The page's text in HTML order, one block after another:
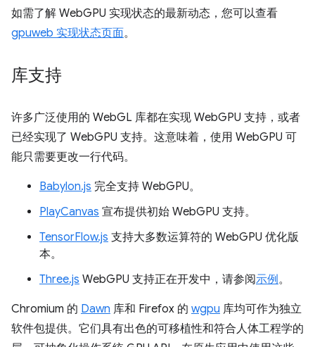
如需了解 WebGPU 实现状态的最新动态，您可以查看
gpuweb 实现状态页面。
库支持
许多广泛使用的 WebGL 库都在实现 WebGPU 支持，或者
已经实现了 WebGPU 支持。这意味着，使用 WebGPU 可
能只需要更改一行代码。
Babylon.js 完全支持 WebGPU。
PlayCanvas 宣布提供初始 WebGPU 支持。
TensorFlow.js 支持大多数运算符的 WebGPU 优化版
本。
Three.js WebGPU 支持正在开发中，请参阅示例。
Chromium 的 Dawn 库和 Firefox 的 wgpu 库均可作为独立
软件包提供。它们具有出色的可移植性和符合人体工程学的